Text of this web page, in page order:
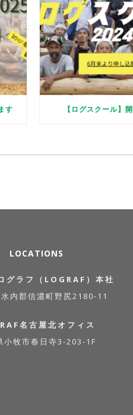
す 【ログスクール】
LOCATIONS
グラフ（LOGRAF）本社
内郡信濃町野尻2180-11
名古屋北オフィス
小牧市春日寺3-203-1F